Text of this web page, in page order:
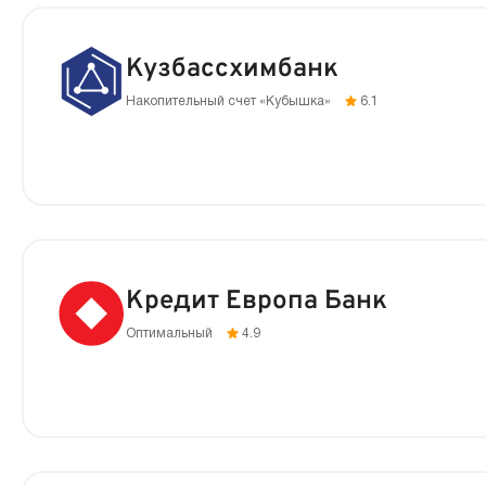
Кузбассхимбанк
Накопительный счет «Кубышка» 6.1
Кредит Европа Банк
Оптимальный 4.9